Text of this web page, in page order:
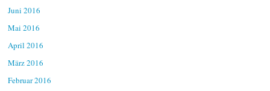
Juni 2016
Mai 2016
April 2016
März 2016
Februar 2016